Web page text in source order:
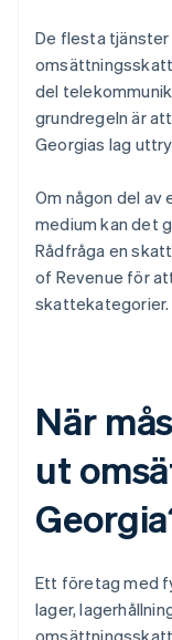
De flesta
del
grundregeln är
Georgias lag
Om någon del
medium kan det
Rådfråga en
of Revenue för
skattekategorier.
När
ut
Ett företag med
lager,